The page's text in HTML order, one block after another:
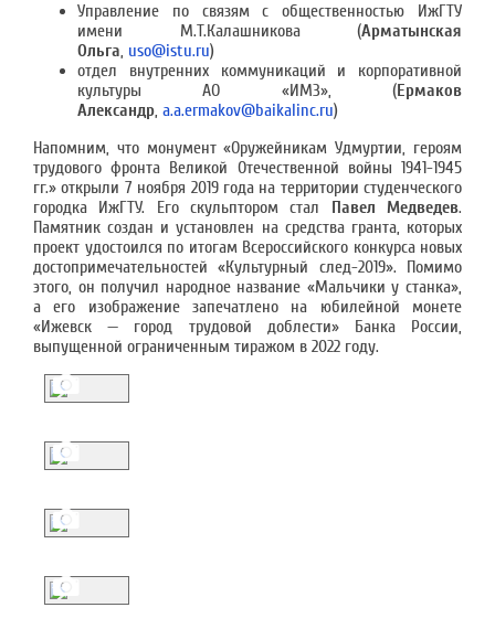
Управление по связям с общественностью ИжГТУ
имени М.Т.Калашникова (Арматынская
Ольга, uso@istu.ru)
отдел внутренних коммуникаций и корпоративной
культуры АО «ИМЗ», (Ермаков
Александр, a.a.ermakov@baikalinc.ru)
Напомним, что монумент «Оружейникам Удмуртии, героям
трудового фронта Великой Отечественной войны 1941-1945
гг.» открыли 7 ноября 2019 года на территории студенческого
городка ИжГТУ. Его скульптором стал Павел Медведев.
Памятник создан и установлен на средства гранта, которых
проект удостоился по итогам Всероссийского конкурса новых
достопримечательностей «Культурный след-2019». Помимо
этого, он получил народное название «Мальчики у станка»,
а его изображение запечатлено на юбилейной монете
«Ижевск — город трудовой доблести» Банка России,
выпущенной ограниченным тиражом в 2022 году.